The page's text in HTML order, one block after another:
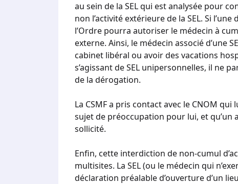
au sein de la SEL qui est analysée pour
non l’activité extérieure de la SEL. Si
l’Ordre pourra autoriser le médecin à
externe. Ainsi, le médecin associé d’une
cabinet libéral ou avoir des vacations
s’agissant de SEL unipersonnelles, il ne
de la dérogation.
La CSMF a pris contact avec le CNOM qui
sujet de préoccupation pour lui, et qu’un
sollicité.
Enfin, cette interdiction de non-cumul
multisites. La SEL (ou le médecin qui
déclaration préalable d’ouverture d’un